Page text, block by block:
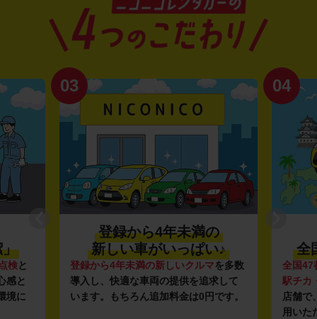
」
検と
感と
境に
03
登録から4年未満の
新しい車がいっぱい♪
登録から4年未満の新しいクルマを多数
導入し、快適な車両の提供を追求して
います。もちろん追加料金は0円です。
04
全
全国47
駅チカ
店舗で
用いた